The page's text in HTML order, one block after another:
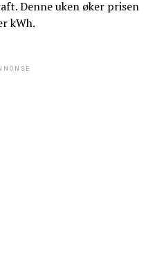
Denne uken øker prisen
kWh.